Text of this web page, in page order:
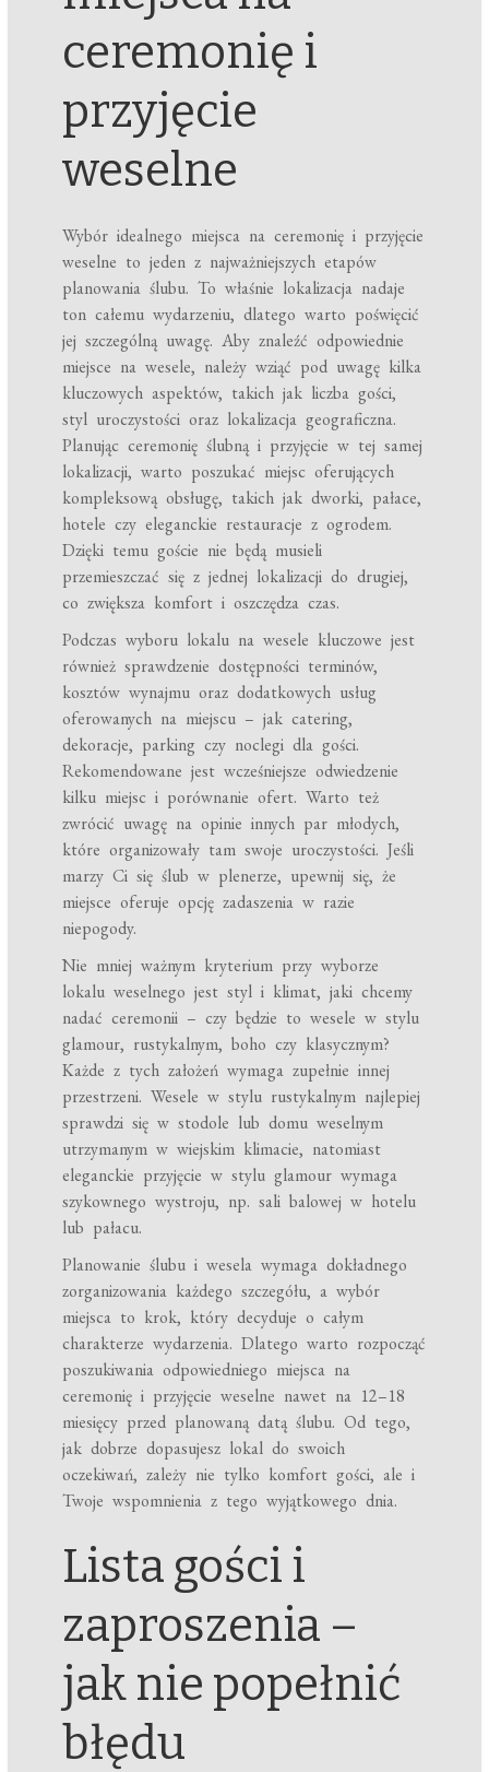
ceremonię i
przyjęcie
weselne
Wybór idealnego miejsca na ceremonię i przyjęcie
weselne to jeden z najważniejszych etapów
planowania ślubu. To właśnie lokalizacja nadaje
ton całemu wydarzeniu, dlatego warto poświęcić
jej szczególną uwagę. Aby znaleźć odpowiednie
miejsce na wesele, należy wziąć pod uwagę kilka
kluczowych aspektów, takich jak liczba gości,
styl uroczystości oraz lokalizacja geograficzna.
Planując ceremonię ślubną i przyjęcie w tej samej
lokalizacji, warto poszukać miejsc oferujących
kompleksową obsługę, takich jak dworki, pałace,
hotele czy eleganckie restauracje z ogrodem.
Dzięki temu goście nie będą musieli
przemieszczać się z jednej lokalizacji do drugiej,
co zwiększa komfort i oszczędza czas.
Podczas wyboru lokalu na wesele kluczowe jest
również sprawdzenie dostępności terminów,
kosztów wynajmu oraz dodatkowych usług
oferowanych na miejscu – jak catering,
dekoracje, parking czy noclegi dla gości.
Rekomendowane jest wcześniejsze odwiedzenie
kilku miejsc i porównanie ofert. Warto też
zwrócić uwagę na opinie innych par młodych,
które organizowały tam swoje uroczystości. Jeśli
marzy Ci się ślub w plenerze, upewnij się, że
miejsce oferuje opcję zadaszenia w razie
niepogody.
Nie mniej ważnym kryterium przy wyborze
lokalu weselnego jest styl i klimat, jaki chcemy
nadać ceremonii – czy będzie to wesele w stylu
glamour, rustykalnym, boho czy klasycznym?
Każde z tych założeń wymaga zupełnie innej
przestrzeni. Wesele w stylu rustykalnym najlepiej
sprawdzi się w stodole lub domu weselnym
utrzymanym w wiejskim klimacie, natomiast
eleganckie przyjęcie w stylu glamour wymaga
szykownego wystroju, np. sali balowej w hotelu
lub pałacu.
Planowanie ślubu i wesela wymaga dokładnego
zorganizowania każdego szczegółu, a wybór
miejsca to krok, który decyduje o całym
charakterze wydarzenia. Dlatego warto rozpocząć
poszukiwania odpowiedniego miejsca na
ceremonię i przyjęcie weselne nawet na 12–18
miesięcy przed planowaną datą ślubu. Od tego,
jak dobrze dopasujesz lokal do swoich
oczekiwań, zależy nie tylko komfort gości, ale i
Twoje wspomnienia z tego wyjątkowego dnia.
Lista gości i
zaproszenia –
jak nie popełnić
błędu